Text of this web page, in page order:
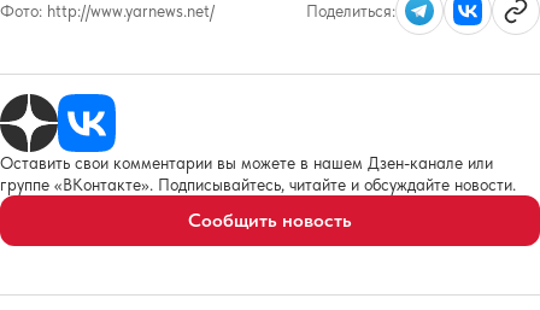
Фото: http://www.yarnews.net/ Поделиться:
Оставить свои комментарии вы можете в нашем Дзен-канале или
группе «ВКонтакте». Подписывайтесь, читайте и обсуждайте новости.
Сообщить новость